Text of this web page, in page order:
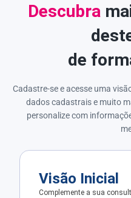
Descubra
de
Cadastre-se e acesse uma
dados cadastrais e muito
personalize com
Visão Inicial
Complemente a sua